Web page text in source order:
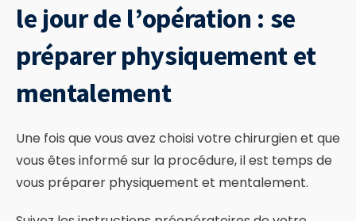
le jour de l’opération : se
préparer physiquement et
mentalement
Une fois que vous avez choisi votre chirurgien et que
vous êtes informé sur la procédure, il est temps de
vous préparer physiquement et mentalement.